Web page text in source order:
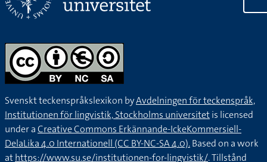
Svenskt teckenspråkslexikon byAvdelningen för teckenspråk,
Institutionen för lingvistik, Stockholms universitetis licensed
under aCreative Commons Erkännande-IckeKommersiell-
DelaLika 4.0 Internationell (CC BY-NC-SA 4.0).Based on a work
athttps://www.su.se/institutionen-for-lingvistik/. Tillstånd